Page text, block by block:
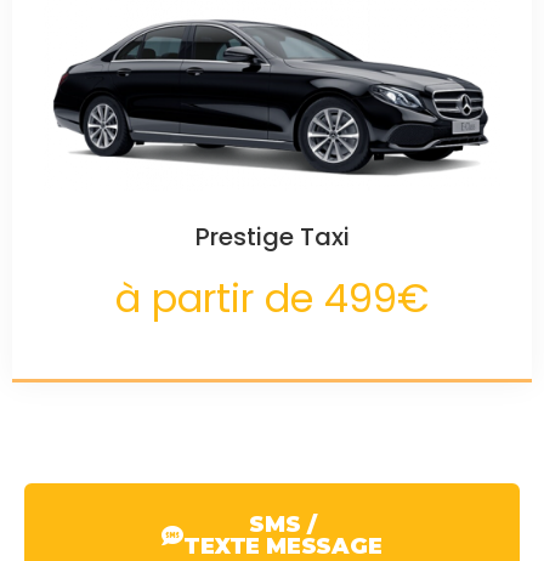
Prestige Taxi
à partir de 499€
SMS /
TEXTE MESSAGE